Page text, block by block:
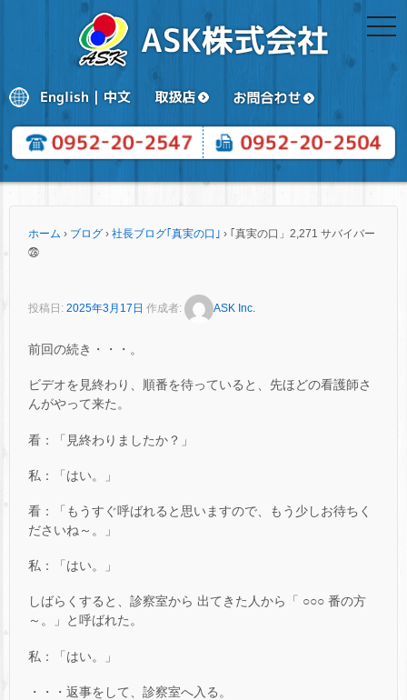
ホーム › ブログ › 社長ブログ｢真実の口｣ › ｢真実の口」2,271 サバイバー
㉘
投稿日: 2025年3月17日 作成者: ASK Inc.
前回の続き・・・。
ビデオを見終わり、順番を待っていると、先ほどの看護師さ
んがやって来た。
看：「見終わりましたか？」
私：「はい。」
看：「もうすぐ呼ばれると思いますので、もう少しお待ちく
ださいね～。」
私：「はい。」
しばらくすると、診察室から 出てきた人から「 ○○○ 番の方
～。」と呼ばれた。
私：「はい。」
・・・返事をして、診察室へ入る。